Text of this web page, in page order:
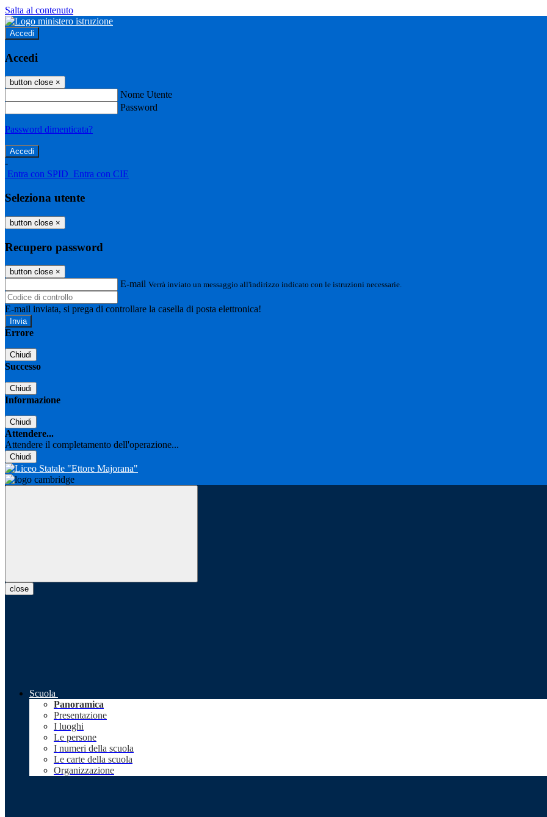
Salta al contenuto
Accedi
Accedi
button close ×
Nome Utente
Password
Password dimenticata?
-
Entra con SPID Entra con CIE
Seleziona utente
button close ×
Recupero password
button close ×
E-mail Verrà inviato un messaggio all'indirizzo indicato con le istruzioni necessarie.
E-mail inviata, si prega di controllare la casella di posta elettronica!
Errore
Chiudi
Successo
Chiudi
Informazione
Chiudi
Attendere...
Attendere il completamento dell'operazione...
Chiudi
close
Scuola
Panoramica
Presentazione
I luoghi
Le persone
I numeri della scuola
Le carte della scuola
Organizzazione